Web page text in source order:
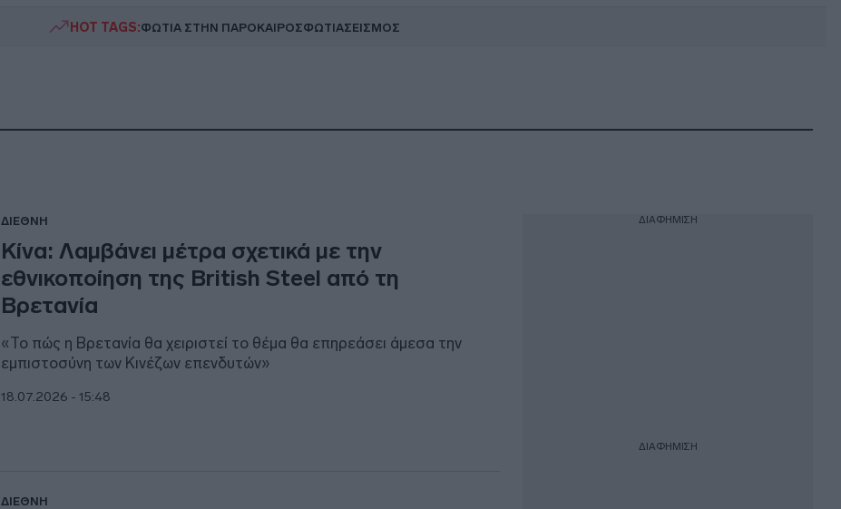
HOT TAGS:ΦΩΤΙΑ ΣΤΗΝ ΠΑΡΟΚΑΙΡΟΣΦΩΤΙΑΣΕΙΣΜΟΣ
ΔΙΕΘΝΗ
Κίνα: Λαμβάνει μέτρα σχετικά με την
εθνικοποίηση της British Steel από τη
Βρετανία
«Το πώς η Βρετανία θα χειριστεί το θέμα θα επηρεάσει άμεσα την
εμπιστοσύνη των Κινέζων επενδυτών»
18.07.2026 - 15:48
ΔΙΕΘΝΗ
ΔΙΑΦΗΜΙΣΗ
ΔΙΑΦΗΜΙΣΗ